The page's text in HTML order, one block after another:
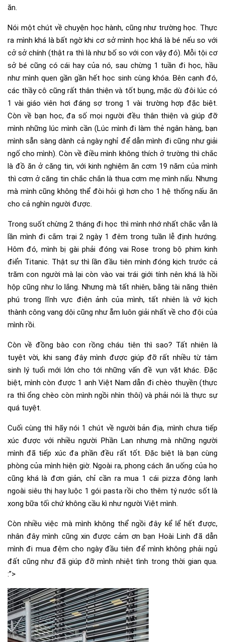
ăn.
Nói một chút về chuyện học hành, cũng như trường học. Thực
ra mình khá là bất ngờ khi cơ sở mình học khá là bé nếu so với
cở sở chính (thật ra thì là như bố so với con vậy đó). Mỗi tội cơ
sở bé cũng có cái hay của nó, sau chừng 1 tuần đi học, hầu
như mình quen gần gần hết học sinh cùng khóa. Bên cạnh đó,
các thầy cô cũng rất thân thiện và tốt bụng, mặc dù đôi lúc có
1 vài giáo viên hơi đáng sợ trong 1 vài trường hợp đặc biệt.
Còn về bạn học, đa số mọi người đều thân thiện và giúp đỡ
mình những lúc mình cần (Lúc mình đi làm thẻ ngân hàng, bạn
mình sẵn sàng dành cả ngày nghỉ để dẫn mình đi cũng như giải
ngố cho mình). Còn về điều mình không thích ở trường thì chắc
là đồ ăn ở căng tin, với kinh nghiệm ăn cơm 19 năm của mình
thì cơm ở căng tin chắc chắn là thua cơm mẹ mình nấu. Nhưng
mà mình cũng không thể đòi hỏi gì hơn cho 1 hệ thống nấu ăn
cho cả nghìn người được.
Trong suốt chừng 2 tháng đi học thì mình nhớ nhất chắc vẫn là
lần mình đi cắm trại 2 ngày 1 đêm trong tuần lễ định hướng.
Hôm đó, mình bị gài phải đóng vai Rose trong bộ phim kinh
điển Titanic. Thật sự thì lần đầu tiên mình đóng kịch trước cả
trăm con người mà lại còn vào vai trái giới tính nên khá là hồi
hộp cũng như lo lắng. Nhưng mà tất nhiên, bằng tài năng thiên
phú trong lĩnh vực điện ảnh của mình, tất nhiên là vở kịch
thành công vang dội cũng như ẵm luôn giải nhất về cho đội của
mình rồi.
Còn về đồng bào con rồng cháu tiên thì sao? Tất nhiên là
tuyệt vời, khi sang đây mình được giúp đỡ rất nhiều từ tâm
sinh lý tuổi mới lớn cho tới những vấn đề vụn vặt khác. Đặc
biệt, mình còn được 1 anh Việt Nam dẫn đi chèo thuyền (thực
ra thì ổng chèo còn mình ngồi nhìn thôi) và phải nói là thực sự
quá tuyệt.
Cuối cùng thì hãy nói 1 chút về người bản địa, mình chưa tiếp
xúc được với nhiều người Phần Lan nhưng mà những người
mình đã tiếp xúc đa phần đều rất tốt. Đặc biệt là bạn cùng
phòng của mình hiện giờ. Ngoài ra, phong cách ăn uống của họ
cũng khá là đơn giản, chỉ cần ra mua 1 cái pizza đông lạnh
ngoài siêu thị hay luộc 1 gói pasta rồi cho thêm tý nước sốt là
xong bữa tối chứ không cầu kì như người Việt mình.
Còn nhiều việc mà mình không thể ngồi đây kể lể hết được,
nhân đây mình cũng xin được cảm ơn bạn Hoài Linh đã dẫn
mình đi mua đệm cho ngày đầu tiên để mình không phải ngủ
đất cũng như đã giúp đỡ mình nhiệt tình trong thời gian qua.
:”>